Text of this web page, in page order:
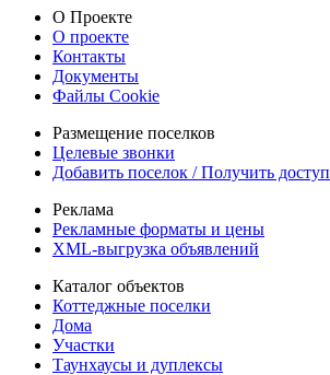
О Проекте
О проекте
Контакты
Документы
Файлы Cookie
Размещение поселков
Целевые звонки
Добавить поселок / Получить доступ
Реклама
Рекламные форматы и цены
XML-выгрузка объявлений
Каталог объектов
Коттеджные поселки
Дома
Участки
Таунхаусы и дуплексы